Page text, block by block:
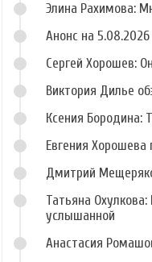
Элина Рахимова:
Анонс на 5.08.2026
Сергей Хорошев:
Виктория Дилье
Ксения Бородина:
Евгения Хорошева
Дмитрий
Татьяна
услышанной
Анастасия